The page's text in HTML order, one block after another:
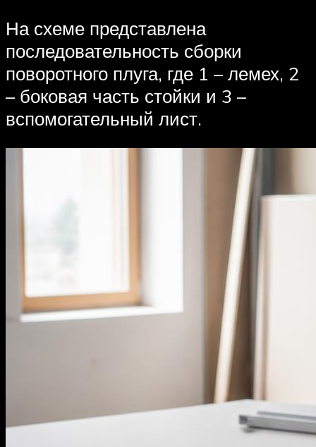
На схеме представлена
последовательность сборки
поворотного плуга, где 1 – лемех, 2
– боковая часть стойки и 3 –
вспомогательный лист.